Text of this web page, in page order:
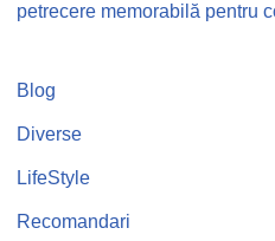
petrecere memorabilă pentru
Blog
Diverse
LifeStyle
Recomandari